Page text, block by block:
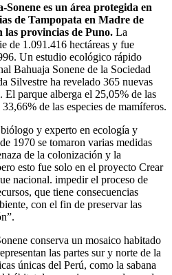
es un área protegida en
de Tampopata en Madre de
las provincias de Puno. La
de 1.091.416 hectáreas y fue
Un estudio ecológico rápido
Bahuaja Sonene de la Sociedad
Silvestre ha revelado 365 nuevas
El parque alberga el 25,05% de las
de las especies de mamíferos.
y experto en ecología y
1970 se tomaron varias medidas
de la colonización y la
esto fue solo en el proyecto Crear
nacional. impedir el proceso de
que tiene consecuencias
con el fin de preservar las
conserva un mosaico habitado
las partes sur y norte de la
únicas del Perú, como la sabana